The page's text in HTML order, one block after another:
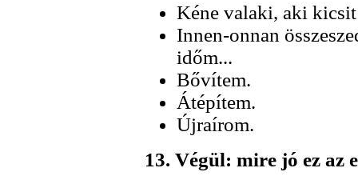
Kéne valaki, aki
Innen-onnan
időm...
Bővítem.
Átépítem.
Újraírom.
13. Végül: mire jó ez az